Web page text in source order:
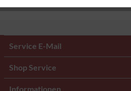
Service E-Mail
Shop Service
Informationen